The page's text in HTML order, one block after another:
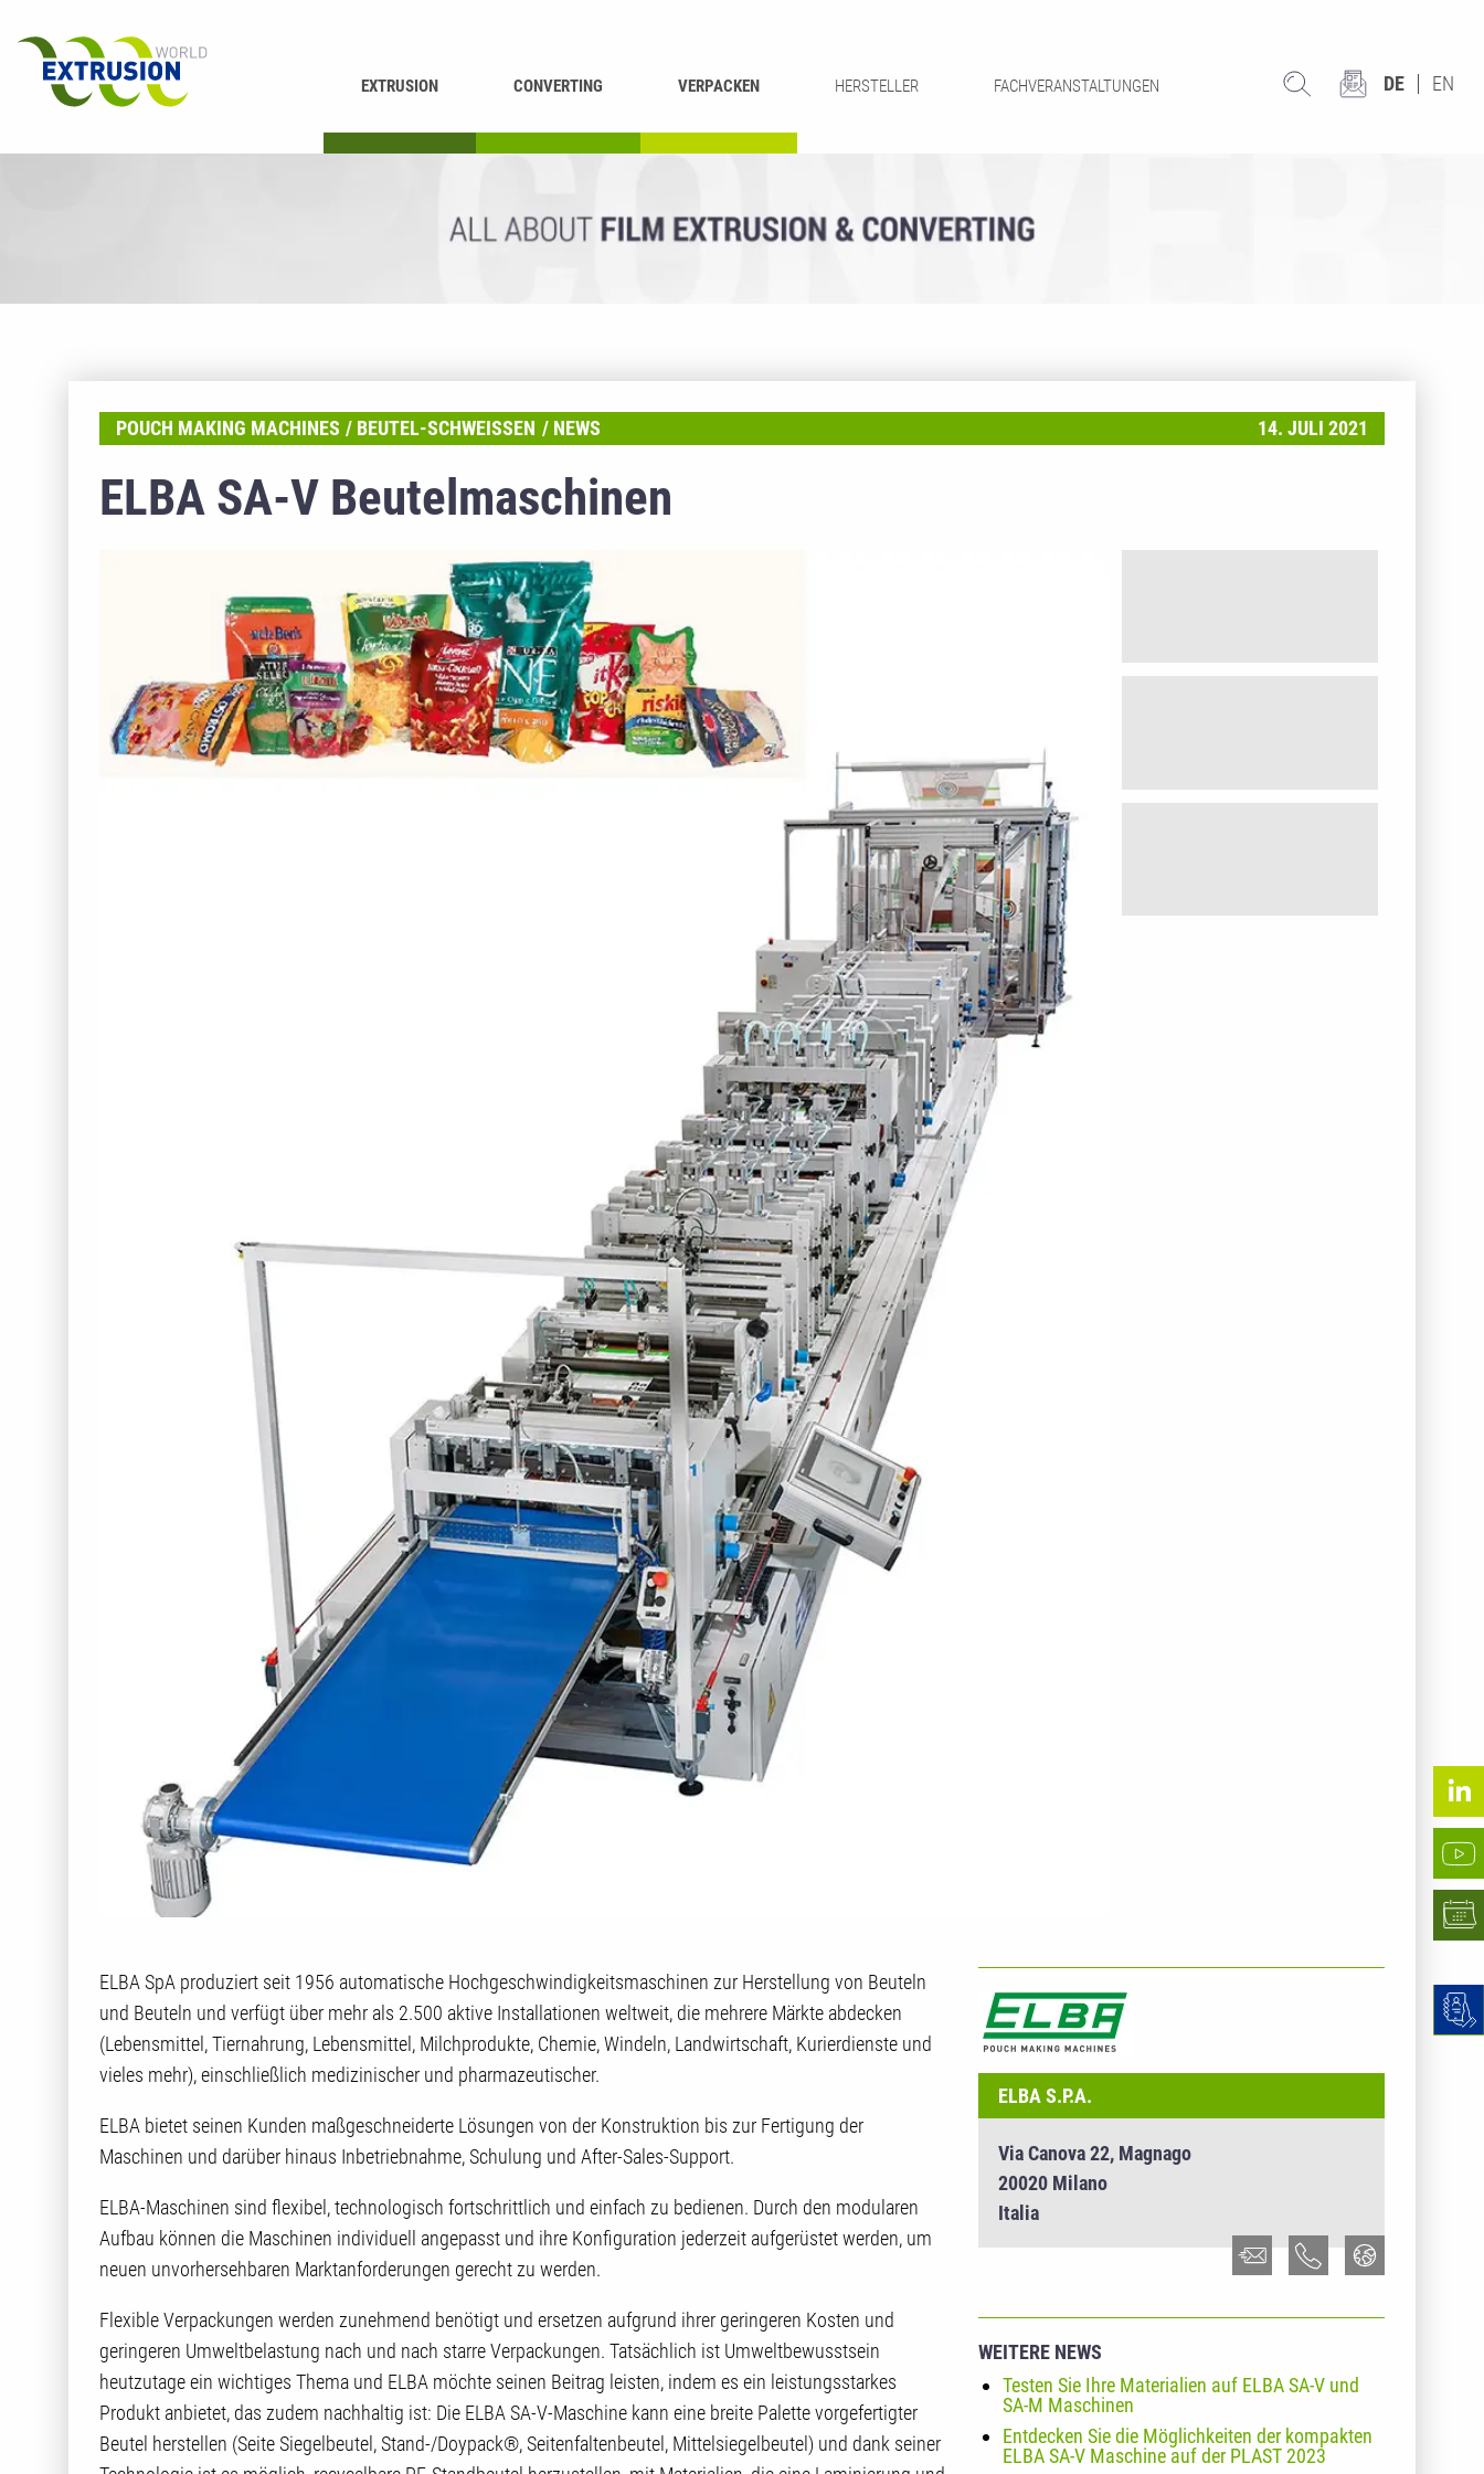
EXTRUSION CONVERTING VERPACKEN HERSTELLER FACHVERANSTALTUNGEN DE EN
POUCH MAKING MACHINES BEUTEL-SCHWEISSEN NEWS 14. JULI 2021
ELBA SA-V Beutelmaschinen
ELBA SpA produziert seit 1956 automatische Hochgeschwindigkeitsmaschinen zur Herstellung von Beuteln
und Beuteln und verfügt über mehr als 2.500 aktive Installationen weltweit, die mehrere Märkte abdecken
(Lebensmittel, Tiernahrung, Lebensmittel, Milchprodukte, Chemie, Windeln, Landwirtschaft, Kurierdienste und
vieles mehr), einschließlich medizinischer und pharmazeutischer.
ELBA bietet seinen Kunden maßgeschneiderte Lösungen von der Konstruktion bis zur Fertigung der
Maschinen und darüber hinaus Inbetriebnahme, Schulung und After-Sales-Support.
ELBA-Maschinen sind flexibel, technologisch fortschrittlich und einfach zu bedienen. Durch den modularen
Aufbau können die Maschinen individuell angepasst und ihre Konfiguration jederzeit aufgerüstet werden, um
neuen unvorhersehbaren Marktanforderungen gerecht zu werden.
Flexible Verpackungen werden zunehmend benötigt und ersetzen aufgrund ihrer geringeren Kosten und
geringeren Umweltbelastung nach und nach starre Verpackungen. Tatsächlich ist Umweltbewusstsein
heutzutage ein wichtiges Thema und ELBA möchte seinen Beitrag leisten, indem es ein leistungsstarkes
Produkt anbietet, das zudem nachhaltig ist: Die ELBA SA-V-Maschine kann eine breite Palette vorgefertigter
Beutel herstellen (Seite Siegelbeutel, Stand-/Doypack®, Seitenfaltenbeutel, Mittelsiegelbeutel) und dank seiner
ELBA S.P.A.
Via Canova 22, Magnago
20020 Milano
Italia
WEITERE NEWS
Testen Sie Ihre Materialien auf ELBA SA-V und
SA-M Maschinen
Entdecken Sie die Möglichkeiten der kompakten
ELBA SA-V Maschine auf der PLAST 2023